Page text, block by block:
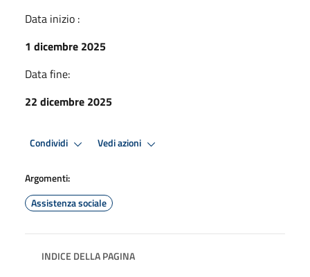
Data inizio :
1 dicembre 2025
Data fine:
22 dicembre 2025
Condividi Vedi azioni
Argomenti:
Assistenza sociale
INDICE DELLA PAGINA